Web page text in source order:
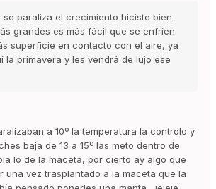
se paraliza el crecimiento hiciste bien
grandes es más fácil que se enfríen
superficie en contacto con el aire, ya
la primavera y les vendrá de lujo ese
a 10º la temperatura la controlo y
baja de 13 a 15º las meto dentro de
lo de la maceta, por cierto ay algo que
una vez trasplantado a la maceta que la